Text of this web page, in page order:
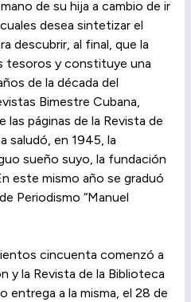
de su hija a cambio de ir
desea sintetizar el
descubrir, al final, que la
tesoros y constituye una
de la década del
Bimestre Cubana,
las páginas de la Revista de
saludó, en 1945, la
sueño suyo, la fundación
este mismo año se graduó
Periodismo “Manuel
cincuenta comenzó a
y la Revista de la Biblioteca
entrega a la misma, el 28 de